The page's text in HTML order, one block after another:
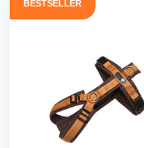
BESTSELLER